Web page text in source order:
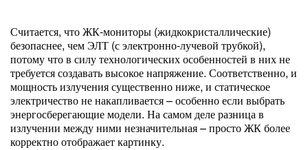
Считается, что ЖК-мониторы (жидкокристаллические)
безопаснее, чем ЭЛТ (с электронно-лучевой трубкой),
потому что в силу технологических особенностей в них не
требуется создавать высокое напряжение. Соответственно, и
мощность излучения существенно ниже, и статическое
электричество не накапливается – особенно если выбрать
энергосберегающие модели. На самом деле разница в
излучении между ними незначительная – просто ЖК более
корректно отображает картинку.